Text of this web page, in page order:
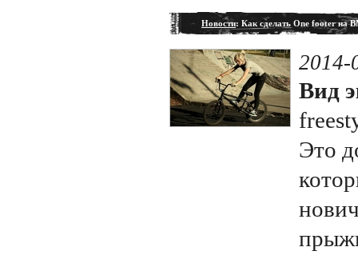
Новости: Как сделать One footer на
2014-
Вид
Это